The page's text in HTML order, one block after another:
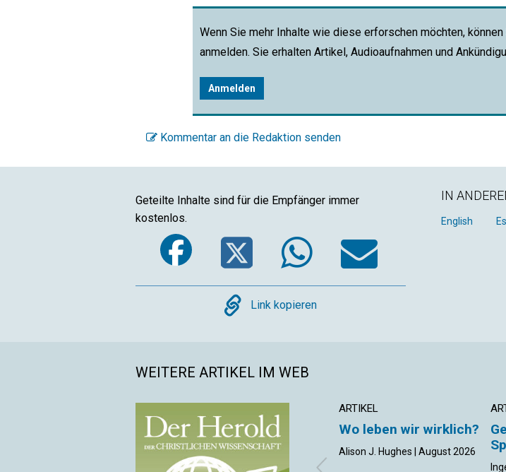
Wenn Sie mehr Inhalte wie diese erforschen möchten,
anmelden. Sie erhalten Artikel, Audioaufnahmen und
Anmelden
Kommentar an die Redaktion senden
Geteilte Inhalte sind für die Empfänger immer
kostenlos.
FacebookTwitterWhatsApp
Email
Copy
Link kopieren
IN
English
WEITERE ARTIKEL IM WEB
ARTIKEL
Wo leben wir wirklich?
Alison J. Hughes | August 2026